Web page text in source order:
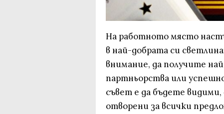
На работното място
в най-добрата си
внимание, да получите
партньорства или
съвет е да бъдете
отворени за всички